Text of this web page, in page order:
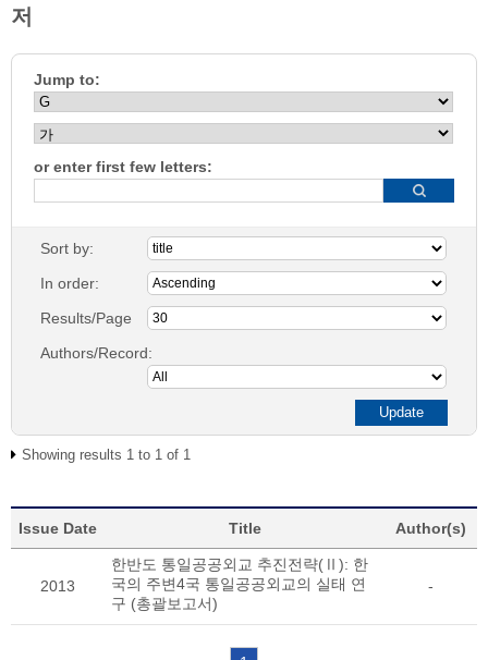
저
Jump to:
or enter first few letters:
Sort by:
In order:
Results/Page
Authors/Record:
Showing results 1 to 1 of 1
Issue Date Title Author(s)
2013
한반도 통일공공외교 추진전략(Ⅱ): 한
국의 주변4국 통일공공외교의 실태 연
구 (총괄보고서)
-